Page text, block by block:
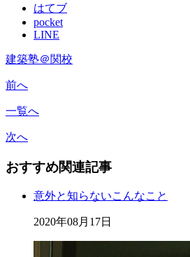
はてブ
pocket
LINE
建築塾＠関校
前へ
一覧へ
次へ
おすすめ関連記事
意外と知らないこんなこと
2020年08月17日